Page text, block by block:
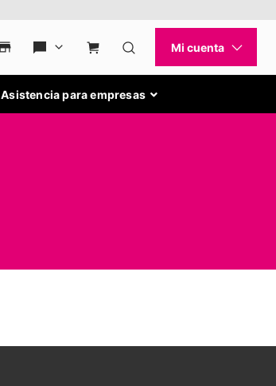
Asistencia para empresas